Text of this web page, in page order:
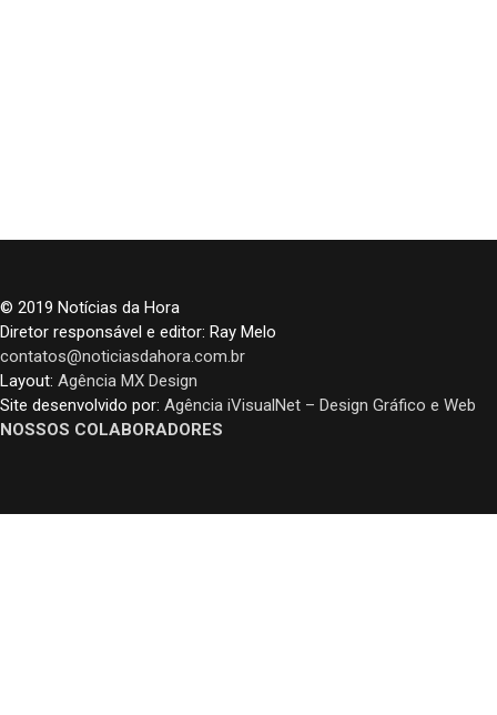
© 2019 Notícias da Hora
Diretor responsável e editor: Ray Melo
contatos@noticiasdahora.com.br
Layout: Agência MX Design
Site desenvolvido por: Agência iVisualNet – Design Gráfico e Web
NOSSOS COLABORADORES